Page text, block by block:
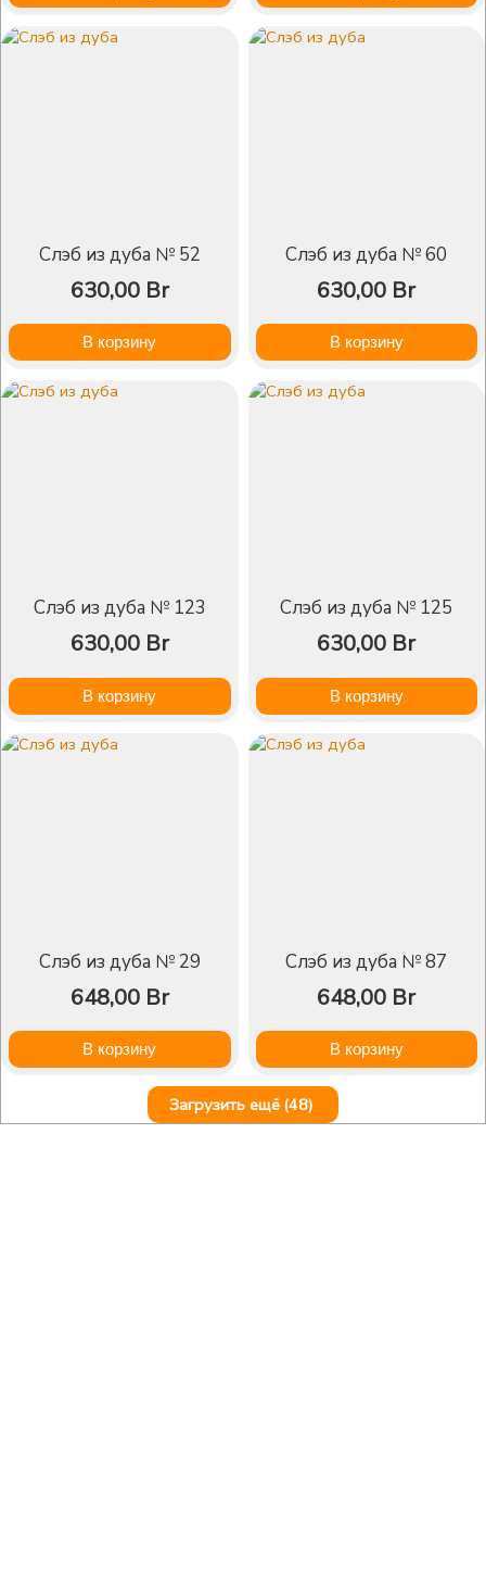
Слэб из дуба № 52
630,00 Br
В корзину
Слэб из дуба № 60
630,00 Br
В корзину
Слэб из дуба № 123
630,00 Br
В корзину
Слэб из дуба № 125
630,00 Br
В корзину
Слэб из дуба № 29
648,00 Br
В корзину
Слэб из дуба № 87
648,00 Br
В корзину
Загрузить ещё (48)